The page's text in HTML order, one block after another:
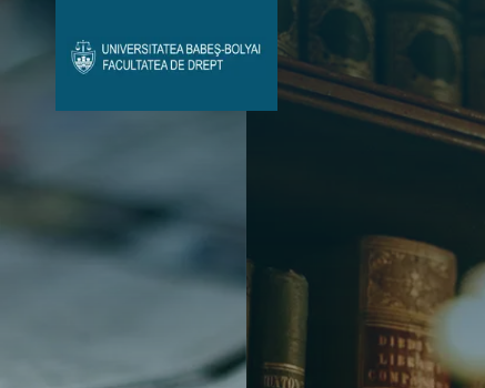
Avizier Studenți Admitere
Contact